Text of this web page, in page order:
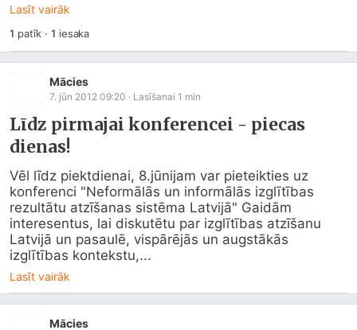
Lasīt vairāk
1 patīk ·1 iesaka
Mācies
7. jūn 2012 09:20 · Lasīšanai 1 min
Līdz pirmajai konferencei - piecas
dienas!
Vēl līdz piektdienai, 8.jūnijam var pieteikties uz
konferenci "Neformālās un informālās izglītības
rezultātu atzīšanas sistēma Latvijā" Gaidām
interesentus, lai diskutētu par izglītības atzīšanu
Latvijā un pasaulē, vispārējās un augstākās
izglītības kontekstu,...
Lasīt vairāk
Mācies